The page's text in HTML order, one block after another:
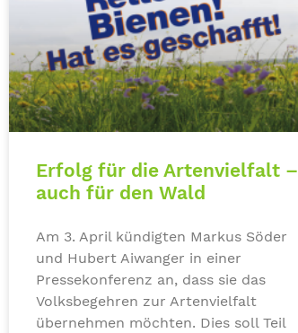
Erfolg für die Artenvielfalt –
auch für den Wald
Am 3. April kündigten Markus Söder
und Hubert Aiwanger in einer
Pressekonferenz an, dass sie das
Volksbegehren zur Artenvielfalt
übernehmen möchten. Dies soll Teil